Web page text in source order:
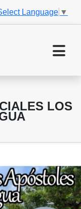
Language ▼
LOS